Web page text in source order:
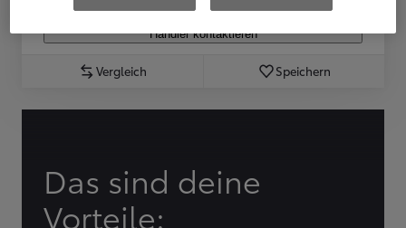
Händler kontaktieren
Vergleich Speichern
Das sind deine
Vorteile: